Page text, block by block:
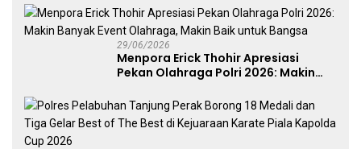
29/06/2026
Menpora Erick Thohir Apresiasi
Pekan Olahraga Polri 2026: Makin
untuk Bangsa